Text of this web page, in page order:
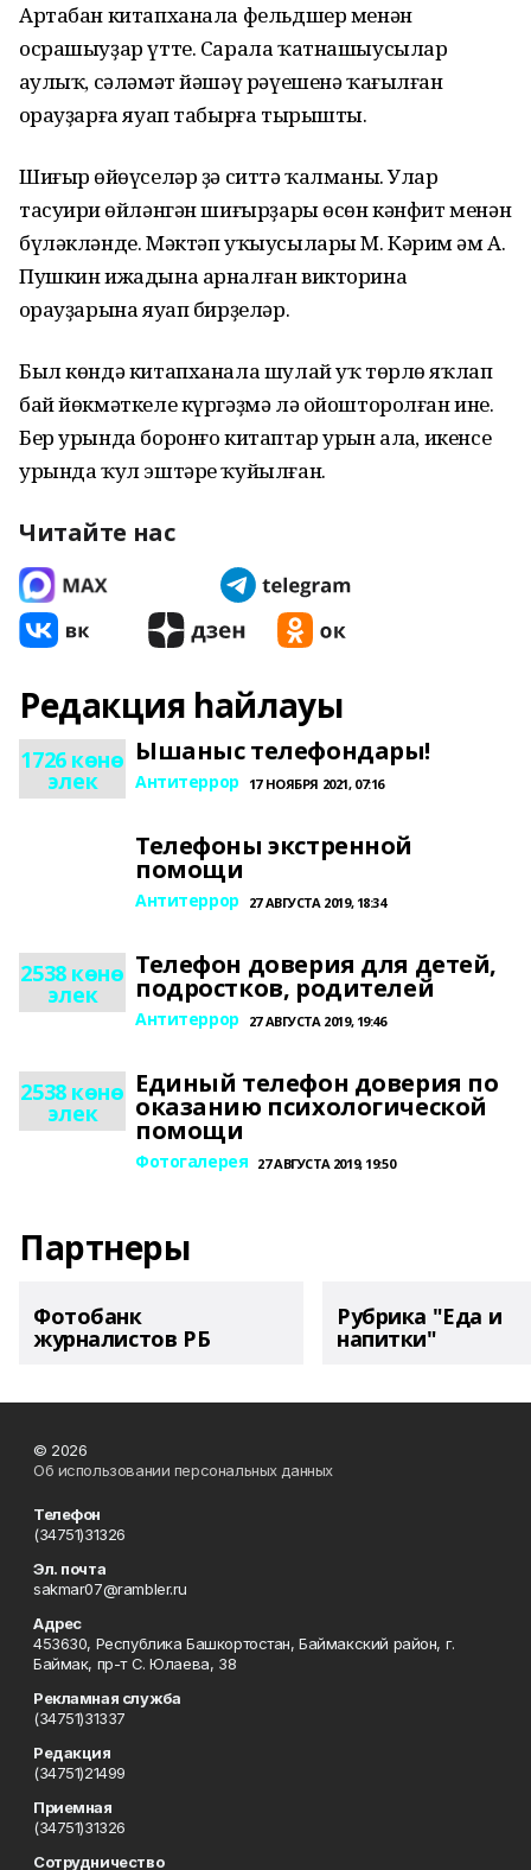
Артабан китапханала фельдшер менән
осрашыуҙар үтте. Сарала ҡатнашыусылар
һаулыҡ, сәләмәт йәшәү рәүешенә ҡағылған
һорауҙарға яуап табырға тырышты.
Шиғыр һөйөүселәр ҙә ситтә ҡалманы. Улар
тасуири һөйләнгән шиғырҙары өсөн кәнфит менән
бүләкләнде. Мәктәп уҡыусылары М. Кәрим һәм А.
Пушкин ижадына арналған викторина
һорауҙарына яуап бирҙеләр.
Был көндә китапханала шулай уҡ төрлө яҡлап
бай йөкмәткеле күргәҙмә лә ойошторолған ине.
Бер урында боронғо китаптар урын алһа, икенсе
урында ҡул эштәре ҡуйылған.
Читайте нас
Редакция һайлауы
1726 көнө
элек
Ышаныс телефондары!
Антитеррор 17 НОЯБРЯ 2021, 07:16
Телефоны экстренной
помощи
Антитеррор 27 АВГУСТА 2019, 18:34
2538 көнө
элек
Телефон доверия для детей,
подростков, родителей
Антитеррор 27 АВГУСТА 2019, 19:46
2538 көнө
элек
Единый телефон доверия по
оказанию психологической
помощи
Фотогалерея 27 АВГУСТА 2019, 19:50
Партнеры
Фотобанк
журналистов РБ
Рубрика "Еда и
напитки"
© 2026
Об использовании персональных данных
Телефон
(34751)31326
Эл. почта
sakmar07@rambler.ru
Адрес
453630, Республика Башкортостан, Баймакский район, г.
Баймак, пр-т С. Юлаева, 38
Рекламная служба
(34751)31337
Редакция
(34751)21499
Приемная
(34751)31326
Сотрудничество